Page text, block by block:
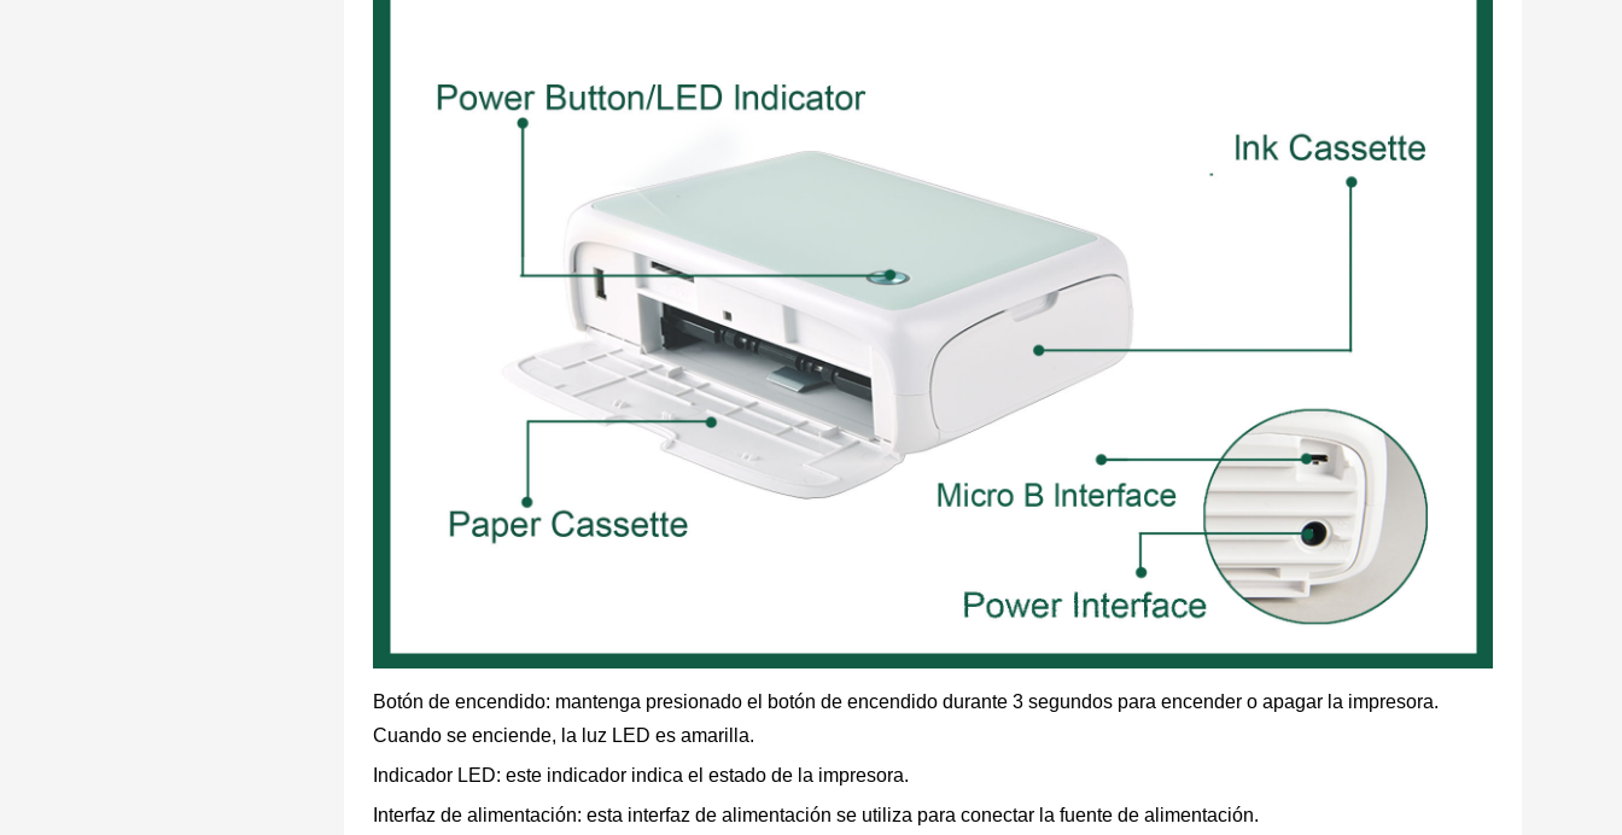
Botón de encendido: mantenga presionado el botón de encendido durante 3 segundos para encender o apagar la impresora.
Cuando se enciende, la luz LED es amarilla.
Indicador LED: este indicador indica el estado de la impresora.
Interfaz de alimentación: esta interfaz de alimentación se utiliza para conectar la fuente de alimentación.